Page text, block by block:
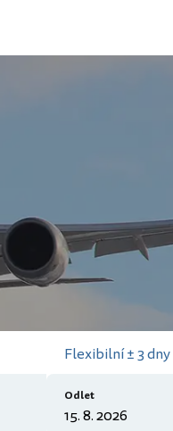
Flexibilní ± 3 dny
Odlet